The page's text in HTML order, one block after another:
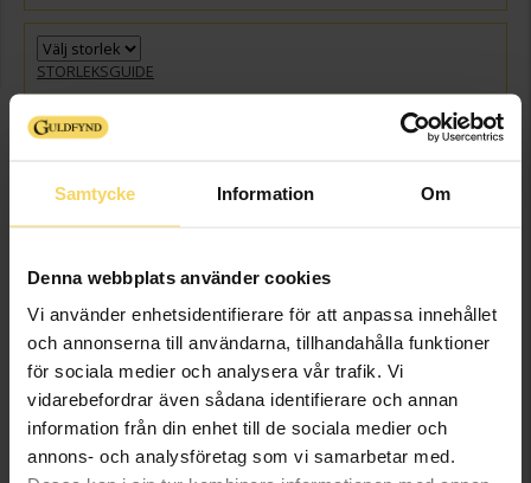
Samtycke Information Om
Denna webbplats använder cookies
Vi använder enhetsidentifierare för att anpassa innehållet
och annonserna till användarna, tillhandahålla funktioner
för sociala medier och analysera vår trafik. Vi
vidarebefordrar även sådana identifierare och annan
information från din enhet till de sociala medier och
annons- och analysföretag som vi samarbetar med.
STORLEKSGUIDE
Välj guldfärg
Presentinslagning
+29:-
VÄLJ STORLEK FÖR ATT LÄGGA I VARUKORGEN
Leveranstid 5-15 arbetsdagar. Ingen bytesrätt, returrätt eller öppet köp
för beställningsvaror samt graverade varor. Läs mer om ångerrätt och
öppet köp i webbshoppen här.
Beställningsvara - Max 15 arbetsdagars leveranstid.